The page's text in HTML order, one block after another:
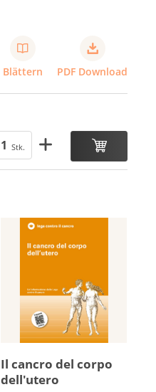
Blättern PDF Download
Stk.
Il cancro del corpo
dell'utero